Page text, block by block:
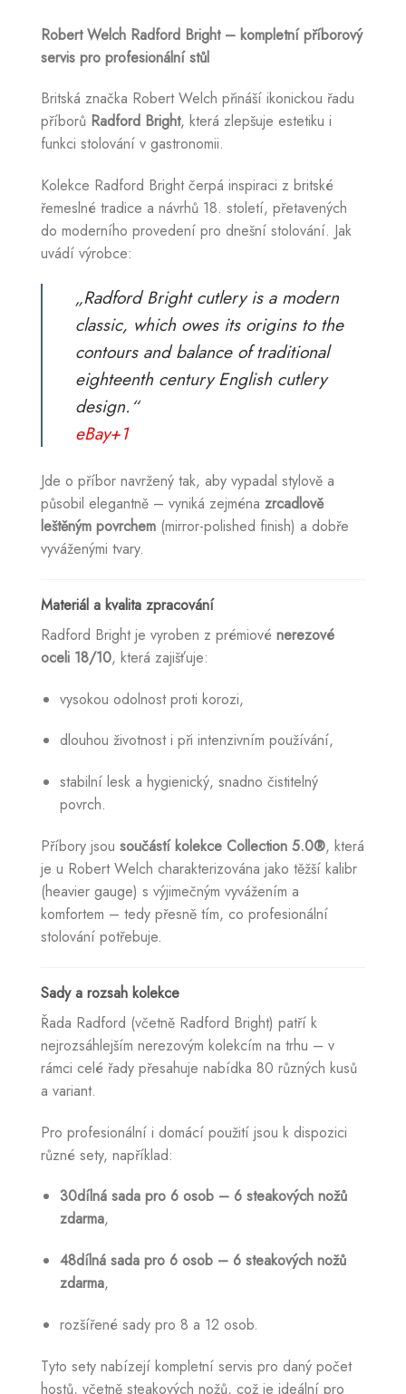
Robert Welch Radford Bright – kompletní příborový
servis pro profesionální stůl
Britská značka Robert Welch přináší ikonickou řadu
příborů Radford Bright, která zlepšuje estetiku i
funkci stolování v gastronomii.
Kolekce Radford Bright čerpá inspiraci z britské
řemeslné tradice a návrhů 18. století, přetavených
do moderního provedení pro dnešní stolování. Jak
uvádí výrobce:
„Radford Bright cutlery is a modern
classic, which owes its origins to the
contours and balance of traditional
eighteenth century English cutlery
design.“
eBay+1
Jde o příbor navržený tak, aby vypadal stylově a
působil elegantně – vyniká zejména zrcadlově
leštěným povrchem (mirror-polished finish) a dobře
vyváženými tvary.
Materiál a kvalita zpracování
Radford Bright je vyroben z prémiové nerezové
oceli 18/10, která zajišťuje:
vysokou odolnost proti korozi,
dlouhou životnost i při intenzivním používání,
stabilní lesk a hygienický, snadno čistitelný
povrch.
Příbory jsou součástí kolekce Collection 5.0®, která
je u Robert Welch charakterizována jako těžší kalibr
(heavier gauge) s výjimečným vyvážením a
komfortem – tedy přesně tím, co profesionální
stolování potřebuje.
Sady a rozsah kolekce
Řada Radford (včetně Radford Bright) patří k
nejrozsáhlejším nerezovým kolekcím na trhu – v
rámci celé řady přesahuje nabídka 80 různých kusů
a variant.
Pro profesionální i domácí použití jsou k dispozici
různé sety, například:
30dílná sada pro 6 osob – 6 steakových nožů
zdarma,
48dílná sada pro 6 osob – 6 steakových nožů
zdarma,
rozšířené sady pro 8 a 12 osob.
Tyto sety nabízejí kompletní servis pro daný počet
hostů, včetně steakových nožů, což je ideální pro